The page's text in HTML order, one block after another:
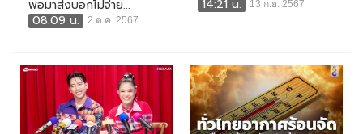
พอมาส่งบอกไม่จ่าย...
08:09 น.
2 ต.ค. 2567
14:21 น.
13 ก.ย. 2567